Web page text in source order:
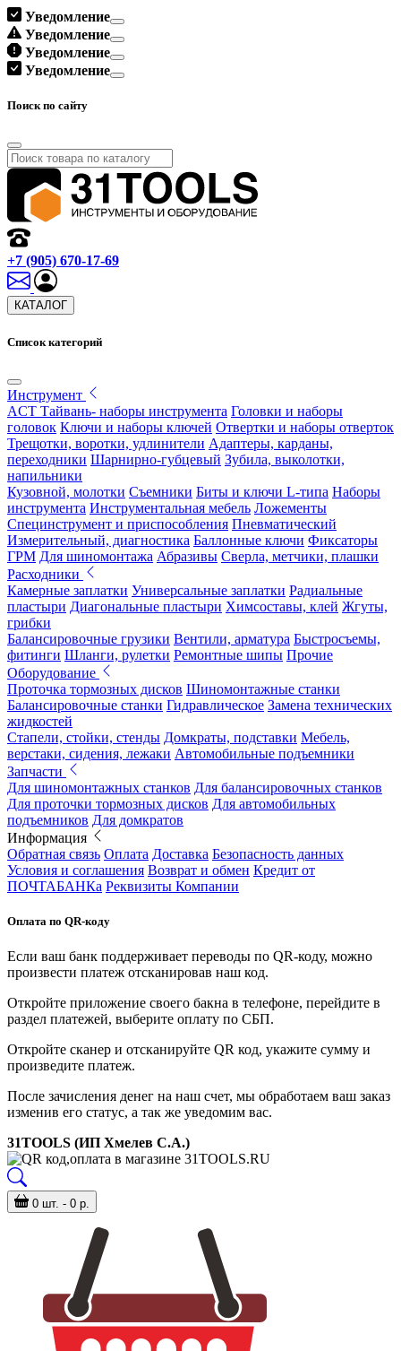
Уведомление
Уведомление
Уведомление
Уведомление
Поиск по сайту
+7 (905) 670-17-69
КАТАЛОГ
Список категорий
Инструмент
ACT Тайвань- наборы инструмента Головки и наборы
головок Ключи и наборы ключей Отвертки и наборы отверток
Трещотки, воротки, удлинители Адаптеры, карданы,
переходники Шарнирно-губцевый Зубила, выколотки,
напильники
Кузовной, молотки Съемники Биты и ключи L-типа Наборы
инструмента Инструментальная мебель Ложементы
Специнструмент и приспособления Пневматический
Измерительный, диагностика Баллонные ключи Фиксаторы
ГРМ Для шиномонтажа Абразивы Сверла, метчики, плашки
Расходники
Камерные заплатки Универсальные заплатки Радиальные
пластыри Диагональные пластыри Химсоставы, клей Жгуты,
грибки
Балансировочные грузики Вентили, арматура Быстросъемы,
фитинги Шланги, рулетки Ремонтные шипы Прочие
Оборудование
Проточка тормозных дисков Шиномонтажные станки
Балансировочные станки Гидравлическое Замена технических
жидкостей
Стапели, стойки, стенды Домкраты, подставки Мебель,
верстаки, сидения, лежаки Автомобильные подъемники
Запчасти
Для шиномонтажных станков Для балансировочных станков
Для проточки тормозных дисков Для автомобильных
подъемников Для домкратов
Информация
Обратная связь Оплата Доставка Безопасность данных
Условия и соглашения Возврат и обмен Кредит от
ПОЧТАБАНКа Реквизиты Компании
Оплата по QR-коду
Если ваш банк поддерживает переводы по QR-коду, можно
произвести платеж отсканировав наш код.
Откройте приложение своего бакна в телефоне, перейдите в
раздел платежей, выберите оплату по СБП.
Откройте сканер и отсканируйте QR код, укажите сумму и
произведите платеж.
После зачисления денег на наш счет, мы обработаем ваш заказ
изменив его статус, а так же уведомим вас.
31TOOLS (ИП Хмелев С.А.)
0 шт. - 0 р.